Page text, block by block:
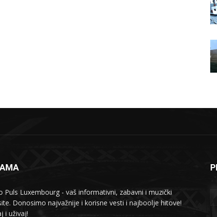
Puls Luxembourg - vaš informativni, zabavni i muzički
Donosimo najvažnije i korisne vesti i najboolje hitove!
i uživaj!